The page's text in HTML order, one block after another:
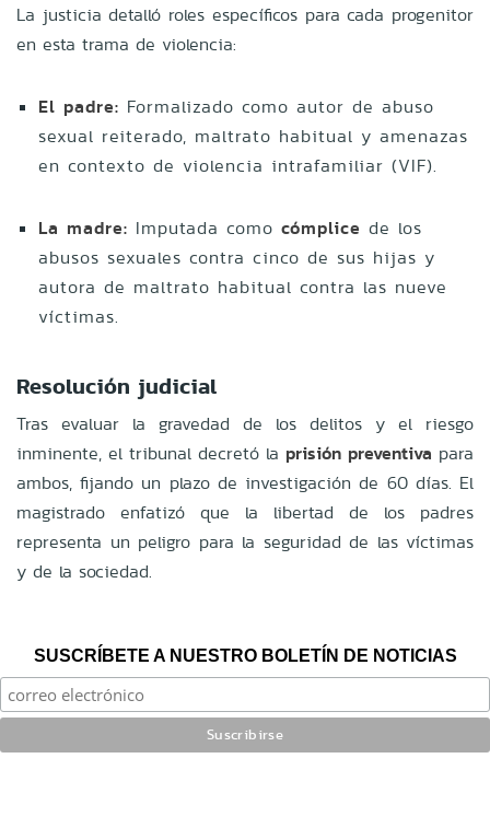
La justicia detalló roles específicos para cada progenitor
en esta trama de violencia:
El padre: Formalizado como autor de abuso
sexual reiterado, maltrato habitual y amenazas
en contexto de violencia intrafamiliar (VIF).
La madre: Imputada como cómplice de los
abusos sexuales contra cinco de sus hijas y
autora de maltrato habitual contra las nueve
víctimas.
Resolución judicial
Tras evaluar la gravedad de los delitos y el riesgo
inminente, el tribunal decretó la prisión preventiva para
ambos, fijando un plazo de investigación de 60 días. El
magistrado enfatizó que la libertad de los padres
representa un peligro para la seguridad de las víctimas
y de la sociedad.
SUSCRÍBETE A NUESTRO BOLETÍN DE NOTICIAS